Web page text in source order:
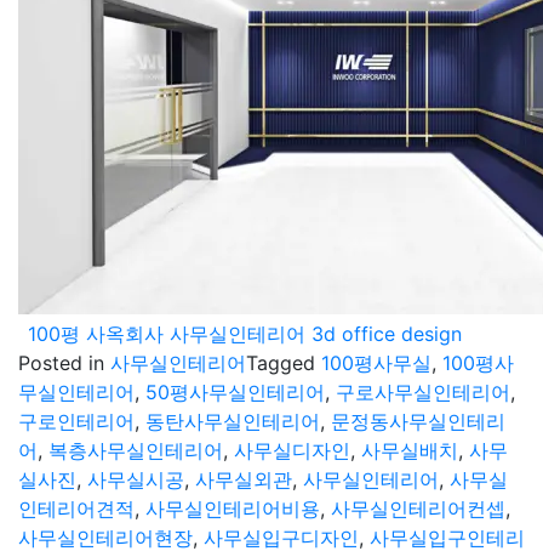
100평 사옥회사 사무실인테리어 3d office design
Posted in 사무실인테리어Tagged 100평사무실, 100평사
무실인테리어, 50평사무실인테리어, 구로사무실인테리어,
구로인테리어, 동탄사무실인테리어, 문정동사무실인테리
어, 복층사무실인테리어, 사무실디자인, 사무실배치, 사무
실사진, 사무실시공, 사무실외관, 사무실인테리어, 사무실
인테리어견적, 사무실인테리어비용, 사무실인테리어컨셉,
사무실인테리어현장, 사무실입구디자인, 사무실입구인테리